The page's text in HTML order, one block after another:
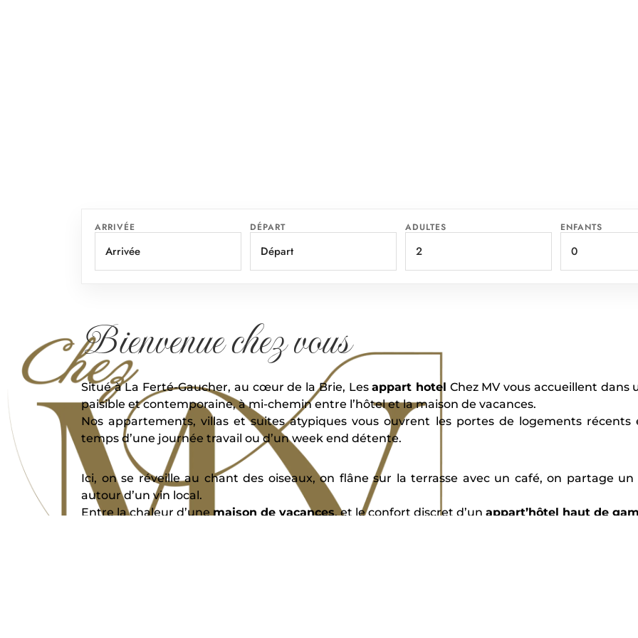
ARRIVÉE DÉPART ADULTES ENFANTS
Bienvenue chez vous
Situé à La Ferté-Gaucher, au cœur de la Brie, Lesappart hotel Chez MV vous accueillent dans
paisible et contemporaine, à mi-chemin entre l’hôtel et la maison de vacances.
Nos appartements, villas et suites atypiques vous ouvrent les portes de logements récents
temps d’une journée travail ou d’un week end détente.
Ici, on se réveille au chant des oiseaux, on flâne sur la terrasse avec un café, on partage
autour d’un vin local.
Entre la chaleur d’une maison de vacances, et le confort discret d’un appart’hôtel haut de